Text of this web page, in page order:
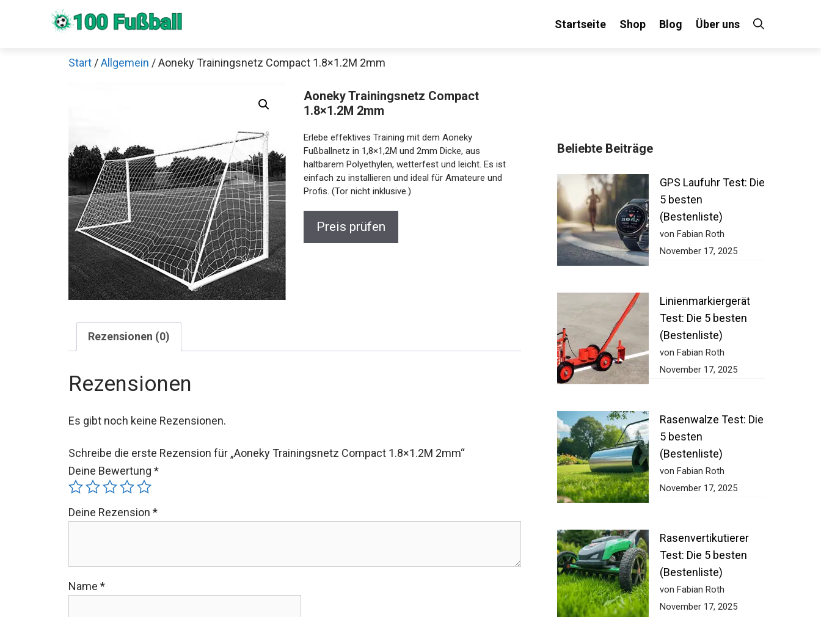
Startseite Shop Blog Über uns
Start /Allgemein / Aoneky Trainingsnetz Compact 1.8×1.2M 2mm
Aoneky Trainingsnetz Compact
1.8×1.2M 2mm
Erlebe effektives Training mit dem Aoneky
Fußballnetz in 1,8×1,2M und 2mm Dicke, aus
haltbarem Polyethylen, wetterfest und leicht. Es ist
einfach zu installieren und ideal für Amateure und
Profis. (Tor nicht inklusive.)
Preis prüfen
Rezensionen (0)
Rezensionen
Es gibt noch keine Rezensionen.
Schreibe die erste Rezension für „Aoneky Trainingsnetz Compact 1.8×1.2M 2mm“
Deine Bewertung *
Deine Rezension *
Name *
Beliebte Beiträge
GPS Laufuhr Test: Die
5 besten
(Bestenliste)
von Fabian Roth
November 17, 2025
Linienmarkiergerät
Test: Die 5 besten
(Bestenliste)
von Fabian Roth
November 17, 2025
Rasenwalze Test: Die
5 besten
(Bestenliste)
von Fabian Roth
November 17, 2025
Rasenvertikutierer
Test: Die 5 besten
(Bestenliste)
von Fabian Roth
November 17, 2025